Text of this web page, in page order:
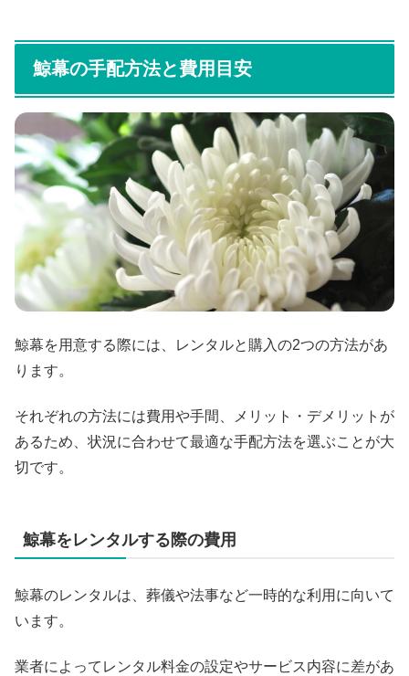
鯨幕の手配方法と費用目安
鯨幕を用意する際には、レンタルと購入の2つの方法があ
ります。
それぞれの方法には費用や手間、メリット・デメリットが
あるため、状況に合わせて最適な手配方法を選ぶことが大
切です。
鯨幕をレンタルする際の費用
鯨幕のレンタルは、葬儀や法事など一時的な利用に向いて
います。
業者によってレンタル料金の設定やサービス内容に差があ